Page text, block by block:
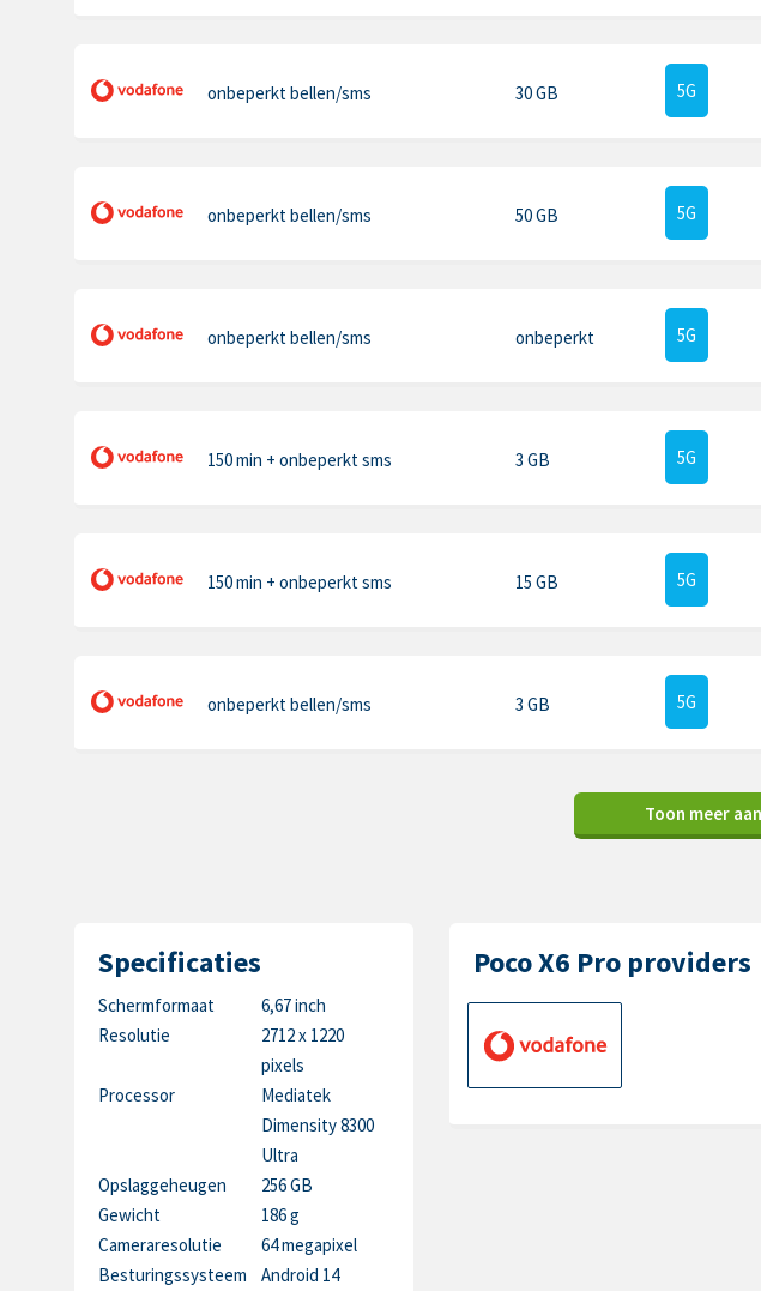
onbeperkt bellen/sms 30 GB 5G
onbeperkt bellen/sms 50 GB 5G
onbeperkt bellen/sms onbeperkt 5G
150 min + onbeperkt sms 3 GB 5G
150 min + onbeperkt sms 15 GB 5G
onbeperkt bellen/sms 3 GB 5G
Toon meer
Specificaties
Schermformaat
6,67 inch
Resolutie
2712 x 1220
pixels
Processor
Mediatek
Dimensity 8300
Ultra
Opslaggeheugen
256 GB
Gewicht
186 g
Cameraresolutie
64 megapixel
Besturingssysteem
Android 14
Poco X6 Pro providers